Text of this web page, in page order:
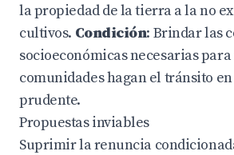
la propiedad de la tierra a la no
cultivos. Condición: Brindar las
socioeconómicas necesarias para
comunidades hagan el tránsito
prudente.
Propuestas inviables
Suprimir la renuncia